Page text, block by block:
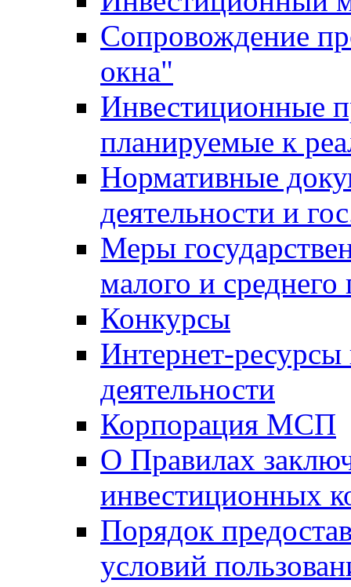
Сопровождение
окна"
Инвестиционные
планируемые к
Нормативные
деятельности и
Меры
малого и среднего
Конкурсы
Интернет-
деятельности
Корпорация МСП
О Правилах
инвестиционных
Порядок
условий